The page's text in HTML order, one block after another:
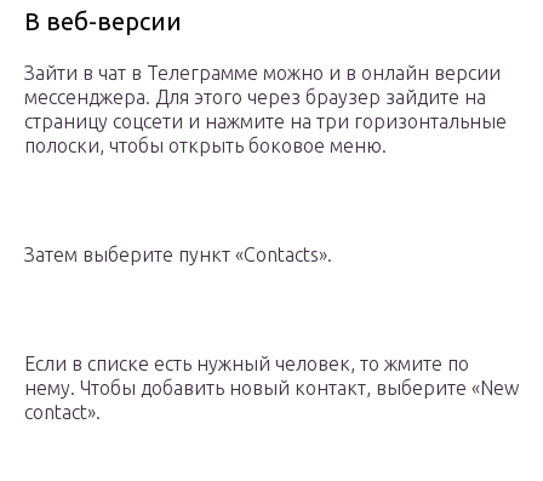
В веб-версии
Зайти в чат в Телеграмме можно и в онлайн версии
мессенджера. Для этого через браузер зайдите на
страницу соцсети и нажмите на три горизонтальные
полоски, чтобы открыть боковое меню.
Затем выберите пункт «Contacts».
Если в списке есть нужный человек, то жмите по
нему. Чтобы добавить новый контакт, выберите «New
contact».